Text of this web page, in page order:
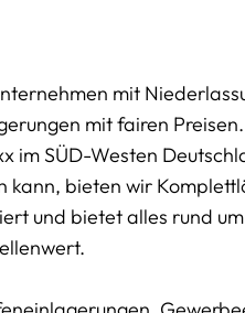
mit
mit fairen
SÜD-Westen
bieten wir
und bietet alles rund